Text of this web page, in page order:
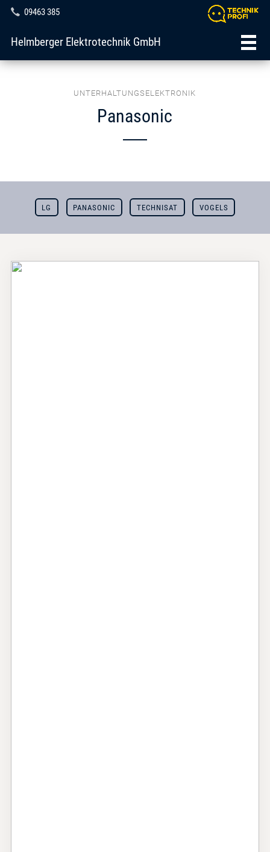
09463 385
Helmberger Elektrotechnik GmbH
UNTERHALTUNGSELEKTRONIK
Panasonic
LG PANASONIC TECHNISAT VOGELS